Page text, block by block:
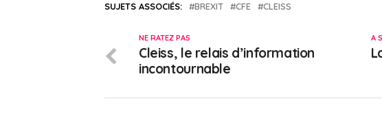
SUJETS ASSOCIÉS: BREXIT CFE CLEISS
A
NE RATEZ PAS
Cleiss, le relais d’information
incontournable